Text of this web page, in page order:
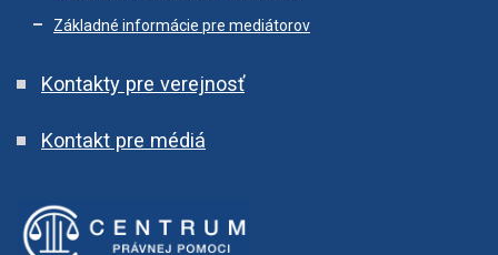
Základné informácie pre mediátorov
Kontakty pre verejnosť
Kontakt pre médiá